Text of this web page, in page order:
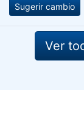
Sugerir cambio
Ver